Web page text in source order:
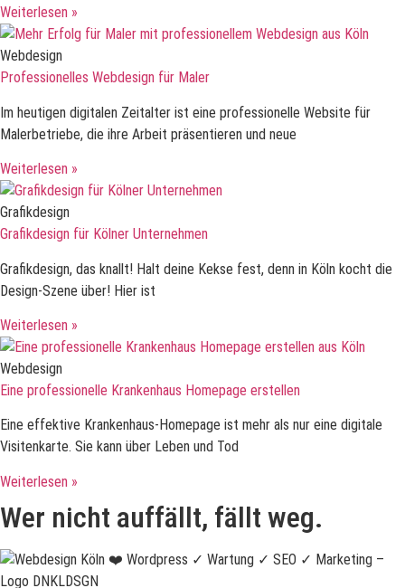
Weiterlesen »
Webdesign
Professionelles Webdesign für Maler
Im heutigen digitalen Zeitalter ist eine professionelle Website für
Malerbetriebe, die ihre Arbeit präsentieren und neue
Weiterlesen »
Grafikdesign
Grafikdesign für Kölner Unternehmen
Grafikdesign, das knallt! Halt deine Kekse fest, denn in Köln kocht die
Design-Szene über! Hier ist
Weiterlesen »
Webdesign
Eine professionelle Krankenhaus Homepage erstellen
Eine effektive Krankenhaus-Homepage ist mehr als nur eine digitale
Visitenkarte. Sie kann über Leben und Tod
Weiterlesen »
Wer nicht auffällt, fällt weg.